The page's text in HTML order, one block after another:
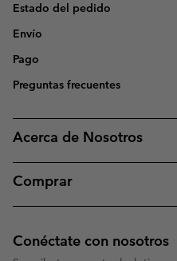
Estado del pedido
Envío
Pago
Preguntas frecuentes
Acerca de Nosotros
Comprar
Conéctate con nosotros